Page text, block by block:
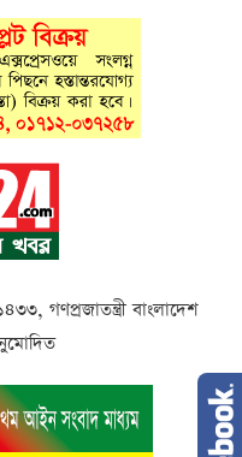
গণপ্রজাতন্ত্রী বাংলাদেশ